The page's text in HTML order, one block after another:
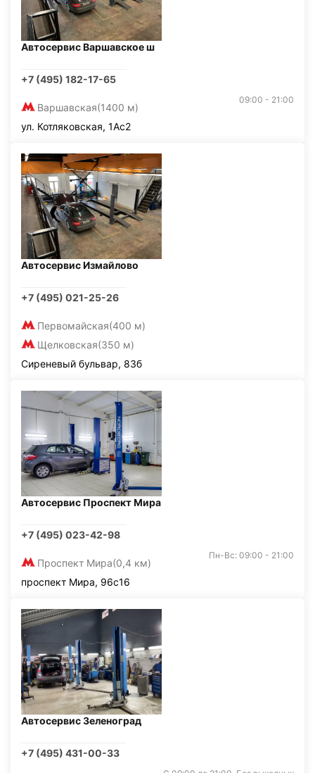
Автосервис Варшавское ш
+7 (495) 182-17-65
Варшавская(1400 м)
09:00 - 21:00
ул. Котляковская, 1Ас2
Автосервис Измайлово
+7 (495) 021-25-26
Первомайская(400 м)
Щелковская(350 м)
Сиреневый бульвар, 83б
Автосервис Проспект Мира
+7 (495) 023-42-98
Проспект Мира(0,4 км)
Пн-Вс: 09:00 - 21:00
проспект Мира, 96с16
Автосервис Зеленоград
+7 (495) 431-00-33